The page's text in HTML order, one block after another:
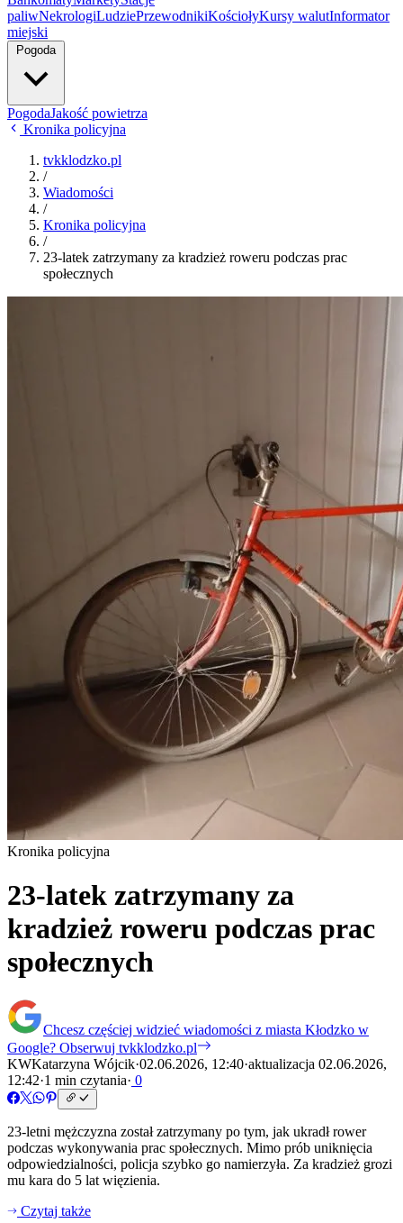
paliwNekrologiLudziePrzewodnikiKościołyKursy walutInformator
miejski
Pogoda
PogodaJakość powietrza
Kronika policyjna
tvkklodzko.pl
/
Wiadomości
/
Kronika policyjna
/
23-latek zatrzymany za kradzież roweru podczas prac
społecznych
Kronika policyjna
23-latek zatrzymany za
kradzież roweru podczas prac
społecznych
Chcesz częściej widzieć wiadomości z miasta Kłodzko w
Google? Obserwuj tvkklodzko.pl
KWKatarzyna Wójcik·02.06.2026, 12:40·aktualizacja 02.06.2026,
12:42·1 min czytania· 0
23-letni mężczyzna został zatrzymany po tym, jak ukradł rower
podczas wykonywania prac społecznych. Mimo prób uniknięcia
odpowiedzialności, policja szybko go namierzyła. Za kradzież grozi
mu kara do 5 lat więzienia.
Czytaj także